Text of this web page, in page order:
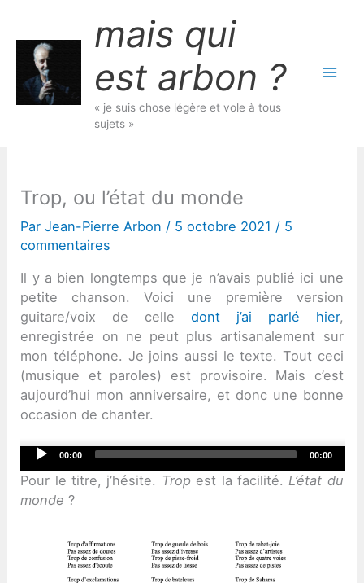
contenu
mais qui
est arbon ?
« je suis chose légère et vole à tous
sujets »
Trop, ou l’état du monde
ParJean-Pierre Arbon / 5 octobre 2021 / 5
commentaires
Il y a bien longtemps que je n’avais publié ici une
petite chanson. Voici une première version
guitare/voix de celle dont j’ai parlé hier,
enregistrée on ne peut plus artisanalement sur
mon téléphone. Je joins aussi le texte. Tout ceci
(musique et paroles) est provisoire. Mais c’est
aujourd’hui mon anniversaire, et donc une bonne
occasion de chanter.
Audio
Player
00:00 00:00
Pour le titre, j’hésite. Trop est la facilité. L’état du
monde ?